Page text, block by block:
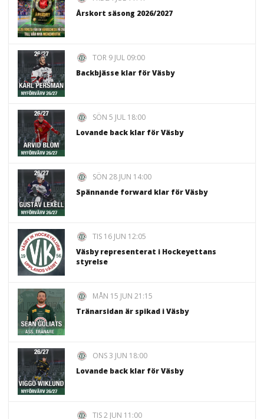
Årskort säsong 2026/2027
TOR 9 JUL 09:00
Backbjässe klar för Väsby
SÖN 5 JUL 18:00
Lovande back klar för Väsby
SÖN 28 JUN 14:00
Spännande forward klar för Väsby
TIS 16 JUN 12:05
Väsby representerat i Hockeyettans
styrelse
MÅN 15 JUN 21:15
Tränarsidan är spikad i Väsby
ONS 3 JUN 18:00
Lovande back klar för Väsby
TIS 2 JUN 11:00